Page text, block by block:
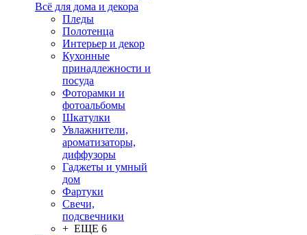
Всё для дома и декора
Пледы
Полотенца
Интерьер и декор
Кухонные
принадлежности и
посуда
Фоторамки и
фотоальбомы
Шкатулки
Увлажнители,
ароматизаторы,
диффузоры
Гаджеты и умный
дом
Фартуки
Свечи,
подсвечники
+ ЕЩЕ 6